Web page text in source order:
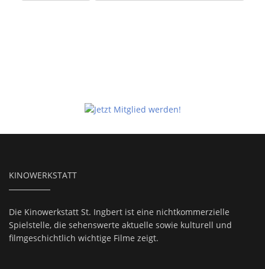
KINOWERKSTATT
Die Kinowerkstatt St. Ingbert ist eine nichtkommerzielle
Spielstelle, die sehenswerte aktuelle sowie kulturell und
filmgeschichtlich wichtige Filme zeigt.